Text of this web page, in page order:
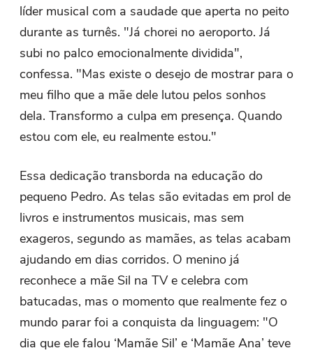
líder musical com a saudade que aperta no peito
durante as turnês. "Já chorei no aeroporto. Já
subi no palco emocionalmente dividida",
confessa. "Mas existe o desejo de mostrar para o
meu filho que a mãe dele lutou pelos sonhos
dela. Transformo a culpa em presença. Quando
estou com ele, eu realmente estou."
Essa dedicação transborda na educação do
pequeno Pedro. As telas são evitadas em prol de
livros e instrumentos musicais, mas sem
exageros, segundo as mamães, as telas acabam
ajudando em dias corridos. O menino já
reconhece a mãe Sil na TV e celebra com
batucadas, mas o momento que realmente fez o
mundo parar foi a conquista da linguagem: "O
dia que ele falou ‘Mamãe Sil’ e ‘Mamãe Ana’ teve